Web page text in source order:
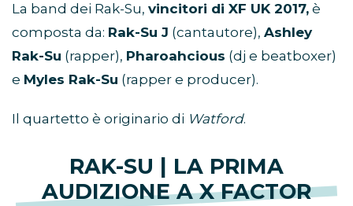
La band dei Rak-Su, vincitori di XF UK 2017, è
composta da: Rak-Su J (cantautore), Ashley
Rak-Su (rapper), Pharoahcious (dj e beatboxer)
e Myles Rak-Su (rapper e producer).
Il quartetto è originario di Watford.
RAK-SU | LA PRIMA
AUDIZIONE A X FACTOR